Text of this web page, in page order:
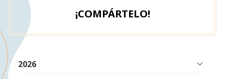
¡COMPÁRTELO!
2026